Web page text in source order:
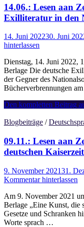
–
Erich
Maria
und
der
Schrecken
des
Krieges
14.06.: Lesen aan
Exilliteratur in den
14. Juni 202230. Juni
hinterlassen
Dienstag, 14. Juni 2022,
Berlage Die deutsche
der Gegner des
Bücherverbrennungen
14.06.:
aan
„Deutschsprachige
Exilliteratur
in
Niederlanden“
Den kompletten Beitrag
Blogbeiträge /
09.11.: Lesen aan
deutschen
9. November 202131.
Kommentar hinterlassen
Am 9. November 2021
Berlage „Eine Kunst, die
Gesetze und Schranken
Worte sprach …